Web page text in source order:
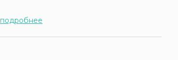
подробнее